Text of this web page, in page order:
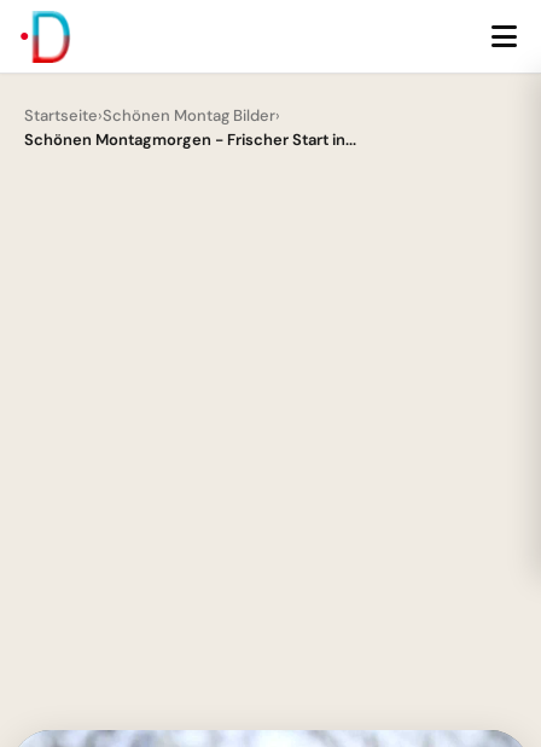
Startseite›Schönen Montag Bilder›
Schönen Montagmorgen - Frischer Start in...